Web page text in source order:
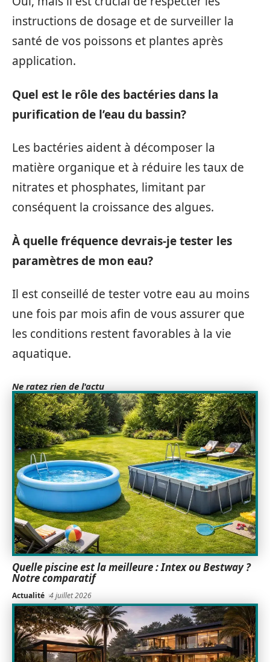
instructions de dosage et de surveiller la
santé de vos poissons et plantes après
application.
Quel est le rôle des bactéries dans la
purification de l’eau du bassin?
Les bactéries aident à décomposer la
matière organique et à réduire les taux de
nitrates et phosphates, limitant par
conséquent la croissance des algues.
À quelle fréquence devrais-je tester les
paramètres de mon eau?
Il est conseillé de tester votre eau au moins
une fois par mois afin de vous assurer que
les conditions restent favorables à la vie
aquatique.
Ne ratez rien de l'actu
Quelle piscine est la meilleure : Intex ou Bestway ?
Notre comparatif
Actualité 4 juillet 2026